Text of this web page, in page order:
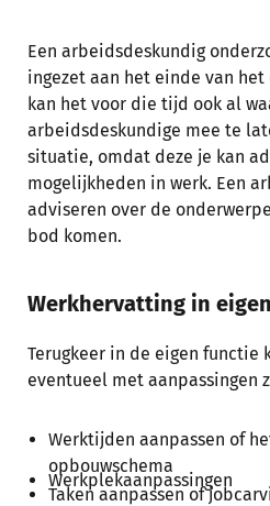
Een arbeidsdeskundig
ingezet aan het einde van het
kan het voor die tijd ook al
arbeidsdeskundige mee te
situatie, omdat deze je kan
mogelijkheden in werk. Een
adviseren over de
bod komen.
Werkhervatting in
Terugkeer in de eigen functie
eventueel met aanpassingen
Werktijden aanpassen of
opbouwschema
Werkplekaanpassingen
Taken aanpassen of